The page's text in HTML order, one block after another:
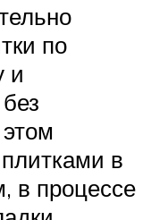
по
и
в
в процессе